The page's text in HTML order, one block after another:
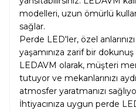
modelleri, uzun ömürlü
sağlar.
Perde LED'ler, özel
yaşamınıza zarif bir
LEDAVM olarak, müşteri
tutuyor ve mekanlarınızı
atmosfer yaratmanızı
İhtiyacınıza uygun perde